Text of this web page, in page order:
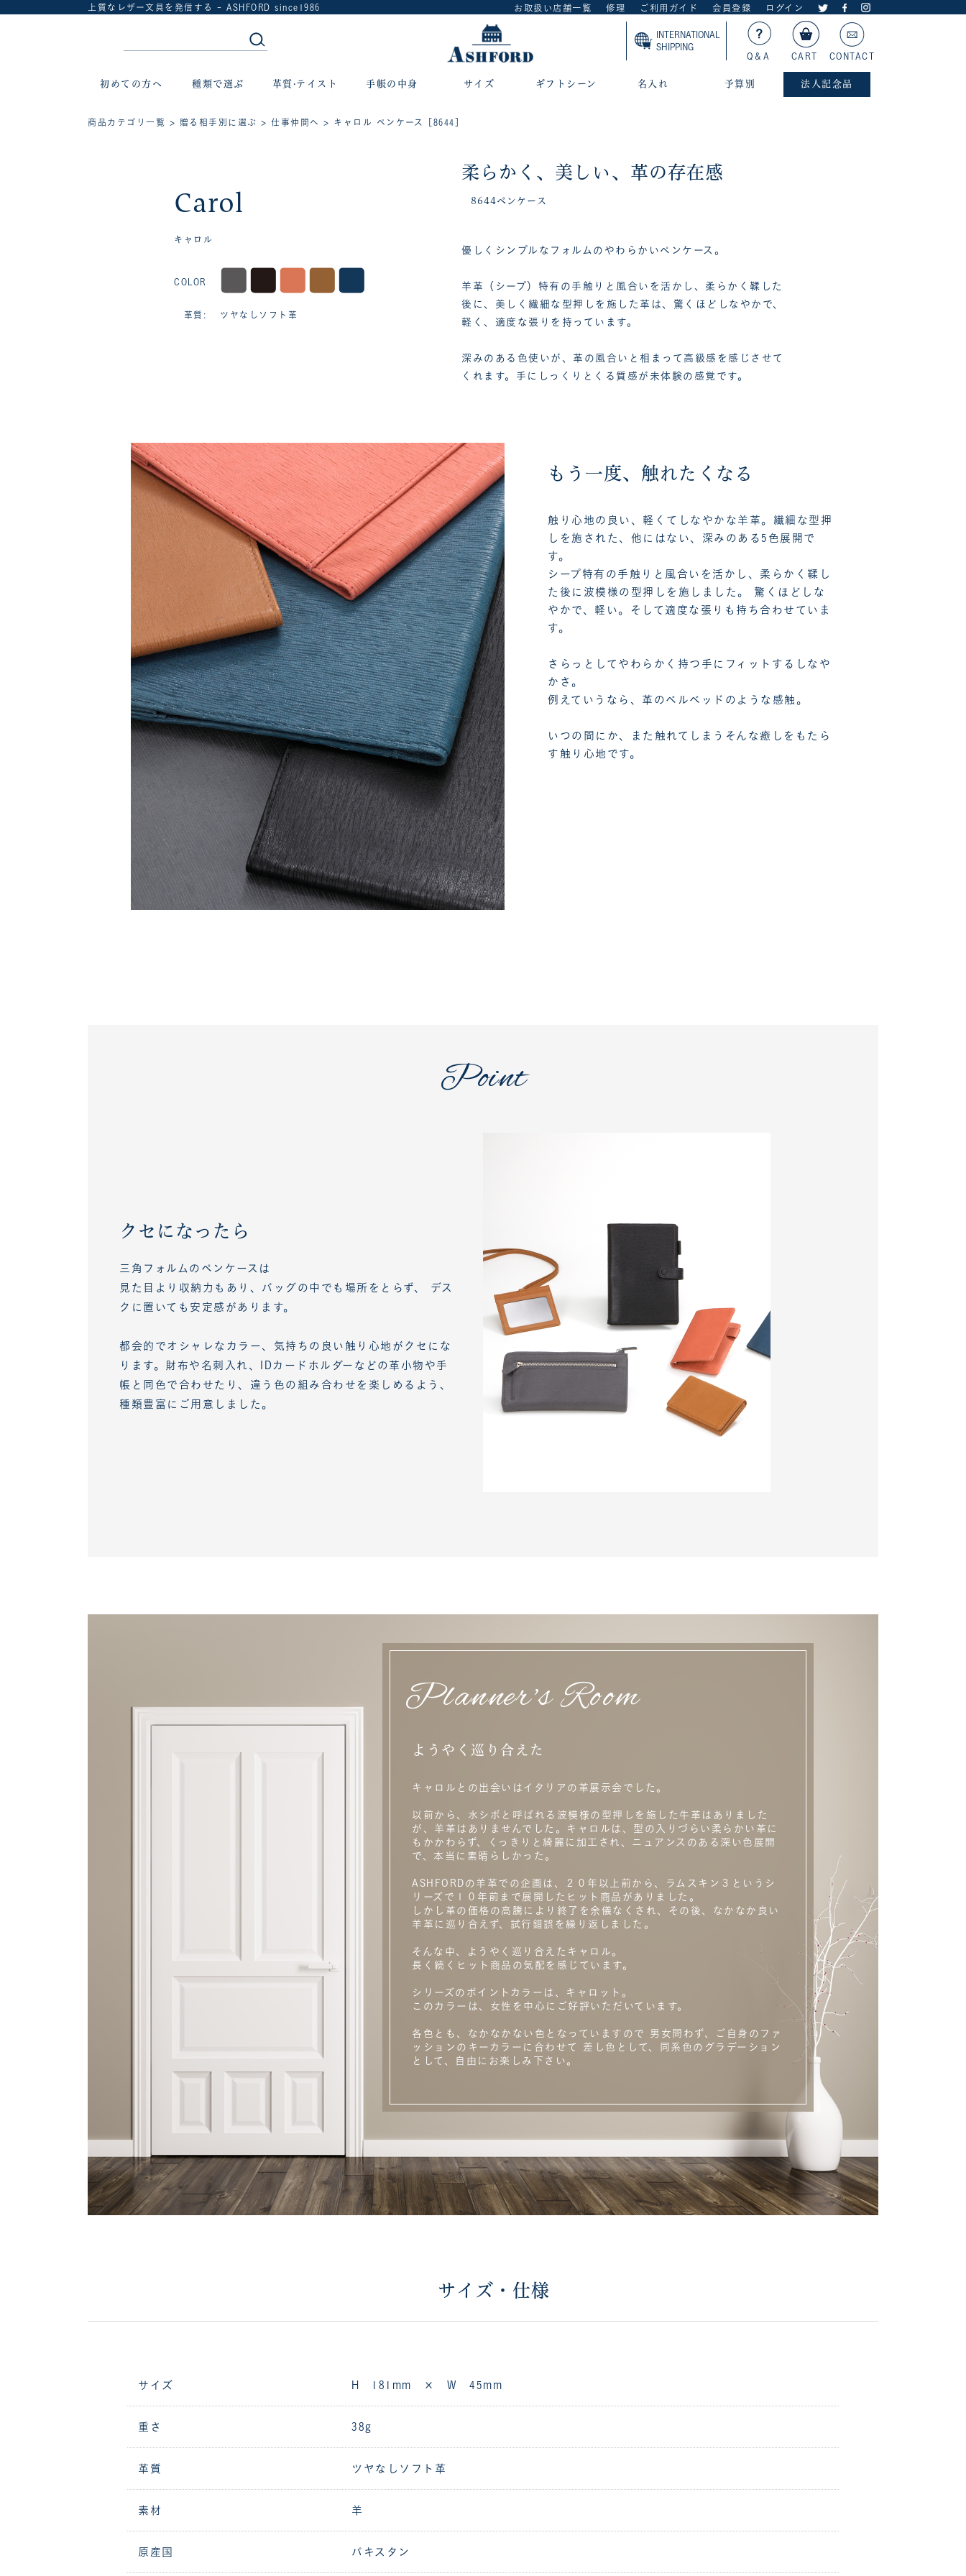
上質なレザー文具を発信する - ASHFORD since1986 お取扱い店舗一覧 修理 ご利用ガイド 会員登録 ログイン
INTERNATIONAL
SHIPPING
Q＆A
CART CONTACT
初めての方へ 種類で選ぶ 革質·テイスト 手帳の中身 サイズ ギフトシーン 名入れ 予算別 法人記念品
商品カテゴリ一覧 > 贈る相手別に選ぶ > 仕事仲間へ > キャロル ペンケース［8644］
Carol
キャロル
COLOR
革質: ツヤなしソフト革
柔らかく、美しい、革の存在感
8644ペンケース
優しくシンプルなフォルムのやわらかいペンケース。
羊革（シープ）特有の手触りと風合いを活かし、柔らかく鞣した
後に、美しく繊細な型押しを施した革は、驚くほどしなやかで、
軽く、適度な張りを持っています。
深みのある色使いが、革の風合いと相まって高級感を感じさせて
くれます。手にしっくりとくる質感が未体験の感覚です。
もう一度、触れたくなる
触り心地の良い、軽くてしなやかな羊革。繊細な型押
しを施された、他にはない、深みのある5色展開で
す。
シープ特有の手触りと風合いを活かし、柔らかく鞣し
た後に波模様の型押しを施しました。 驚くほどしな
やかで、軽い。そして適度な張りも持ち合わせていま
す。
さらっとしてやわらかく持つ手にフィットするしなや
かさ。
例えていうなら、革のベルベッドのような感触。
いつの間にか、また触れてしまうそんな癒しをもたら
す触り心地です。
Point
クセになったら
三角フォルムのペンケースは
見た目より収納力もあり、バッグの中でも場所をとらず、 デス
クに置いても安定感があります。
都会的でオシャレなカラー、気持ちの良い触り心地がクセにな
ります。財布や名刺入れ、IDカードホルダーなどの革小物や手
帳と同色で合わせたり、違う色の組み合わせを楽しめるよう、
種類豊富にご用意しました。
Planner's Room
ようやく巡り合えた
キャロルとの出会いはイタリアの革展示会でした。
以前から、水シボと呼ばれる波模様の型押しを施した牛革はありました
が、羊革はありませんでした。キャロルは、型の入りづらい柔らかい革に
もかかわらず、くっきりと綺麗に加工され、ニュアンスのある深い色展開
で、本当に素晴らしかった。
ASHFORDの羊革での企画は、２０年以上前から、ラムスキン３というシ
リーズで１０年前まで展開したヒット商品がありました。
しかし革の価格の高騰により終了を余儀なくされ、その後、なかなか良い
羊革に巡り合えず、試行錯誤を繰り返しました。
そんな中、ようやく巡り合えたキャロル。
長く続くヒット商品の気配を感じています。
シリーズのポイントカラーは、キャロット。
このカラーは、女性を中心にご好評いただいています。
各色とも、なかなかない色となっていますので 男女問わず、ご自身のファ
ッションのキーカラーに合わせて 差し色として、同系色のグラデーション
として、自由にお楽しみ下さい。
サイズ・仕様
サイズ H 181mm × W 45mm
重さ 38g
革質 ツヤなしソフト革
素材 羊
原産国 パキスタン